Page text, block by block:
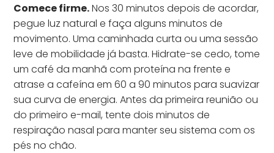
Comece firme.Nos 30 minutos depois de acordar,
pegue luz natural e faça alguns minutos de
movimento. Uma caminhada curta ou uma sessão
leve de mobilidade já basta. Hidrate-se cedo, tome
um café da manhã com proteína na frente e
atrase a cafeína em 60 a 90 minutos para suavizar
sua curva de energia. Antes da primeira reunião ou
do primeiro e-mail, tente dois minutos de
respiração nasal para manter seu sistema com os
pés no chão.